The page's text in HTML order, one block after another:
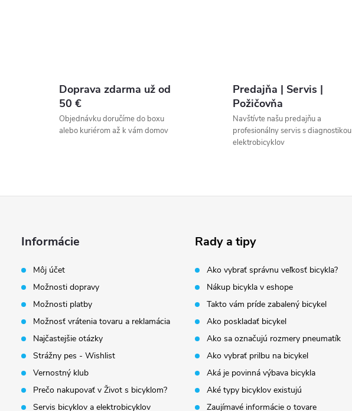
Doprava zdarma už od
50 €
Objednávku doručíme do boxu
alebo kuriérom až k vám domov
Predajňa | Servis |
Požičovňa
Navštívte našu predajňu a
profesionálny servis s diagnostikou
elektrobicyklov
Informácie
Môj účet
Možnosti dopravy
Možnosti platby
Možnosť vrátenia tovaru a reklamácia
Najčastejšie otázky
Strážny pes - Wishlist
Vernostný klub
Prečo nakupovať v Život s bicyklom?
Servis bicyklov a elektrobicyklov
Rady a tipy
Ako vybrať správnu veľkosť bicykla?
Nákup bicykla v eshope
Takto vám príde zabalený bicykel
Ako poskladať bicykel
Ako sa označujú rozmery pneumatík
Ako vybrať prilbu na bicykel
Aká je povinná výbava bicykla
Aké typy bicyklov existujú
Zaujímavé informácie o tovare